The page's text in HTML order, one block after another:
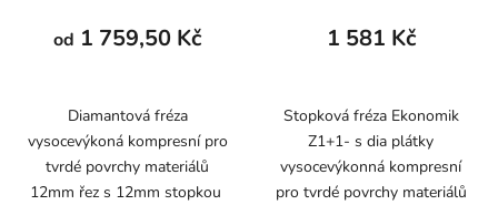
od 1 759,50 Kč
Diamantová fréza
vysocevýkoná kompresní pro
tvrdé povrchy materiálů
12mm řez s 12mm stopkou
1 581 Kč
Stopková fréza Ekonomik
Z1+1- s dia plátky
vysocevýkonná kompresní
pro tvrdé povrchy materiálů